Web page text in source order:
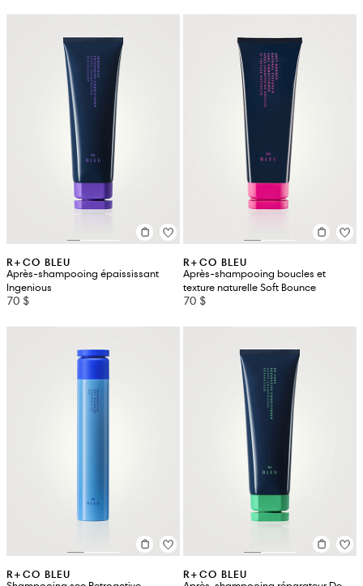
R+CO BLEU
Après-shampooing épaississant
Ingenious
70 $
R+CO BLEU
Après-shampooing boucles et
texture naturelle Soft Bounce
70 $
R+CO BLEU R+CO BLEU